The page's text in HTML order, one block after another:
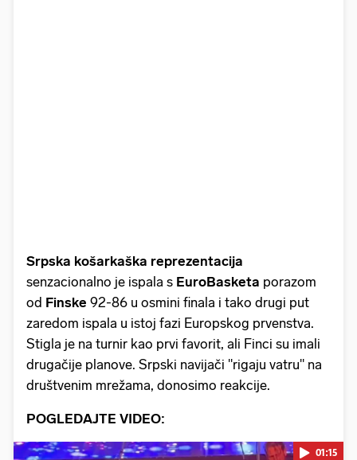
Srpska košarkaška reprezentacija
senzacionalno je ispala s EuroBasketa porazom
od Finske 92-86 u osmini finala i tako drugi put
zaredom ispala u istoj fazi Europskog prvenstva.
Stigla je na turnir kao prvi favorit, ali Finci su imali
drugačije planove. Srpski navijači "rigaju vatru" na
društvenim mrežama, donosimo reakcije.
POGLEDAJTE VIDEO:
01:15